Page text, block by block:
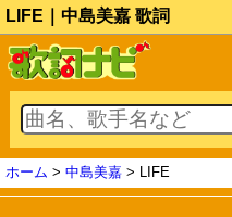
LIFE｜中島美嘉 歌詞
ホーム > 中島美嘉 > LIFE